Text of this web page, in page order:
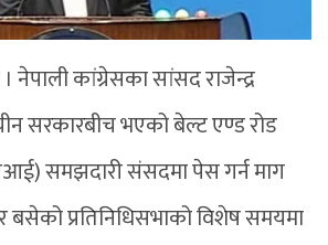
नेपाली कांग्रेसका सांसद राजेन्द्र
सरकारबीच भएको बेल्ट एण्ड रोड
समझदारी संसदमा पेस गर्न माग
बसेको प्रतिनिधिसभाको विशेष समयमा